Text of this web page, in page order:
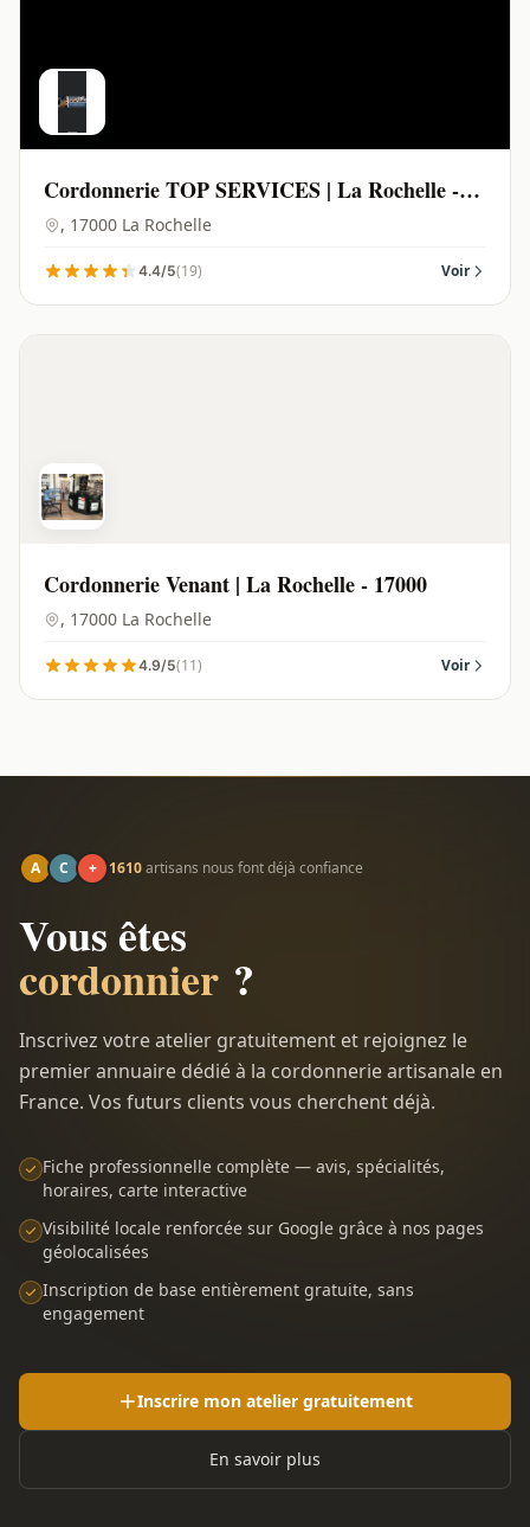
Cordonnerie TOP SERVICES | La Rochelle -
17000
, 17000 La Rochelle
4.4/5(19) Voir
Cordonnerie Venant | La Rochelle - 17000
, 17000 La Rochelle
4.9/5(11) Voir
A C + 1610artisans nous font déjà confiance
Vous êtes
cordonnier ?
Inscrivez votre atelier gratuitement et rejoignez le
premier annuaire dédié à la cordonnerie artisanale en
France. Vos futurs clients vous cherchent déjà.
Fiche professionnelle complète — avis, spécialités,
horaires, carte interactive
Visibilité locale renforcée sur Google grâce à nos pages
géolocalisées
Inscription de base entièrement gratuite, sans
engagement
Inscrire mon atelier gratuitement
En savoir plus